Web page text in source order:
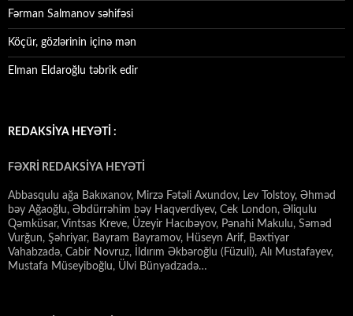
Fərman Salmanov səhifəsi
Köçür, gözlərinin içinə mən
Elman Eldaroğlu təbrik edir
REDAKSİYA HEYƏTİ :
FƏXRİ REDAKSİYA HEYƏTİ
Abbasqulu ağa Bakıxanov, Mirzə Fətəli Axundov, Lev Tolstoy, Əhməd
bəy Ağaoğlu, Əbdürrəhim bəy Haqverdiyev, Cek London, Əliqulu
Qəmküsar, Vintsas Kreve, Üzeyir Hacıbəyov, Pənahi Makulu, Səməd
Vurğun, Şəhriyar, Bayram Bayramov, Hüseyn Arif, Bəxtiyar
Vahabzadə, Cabir Novruz, İldırım Əkbəroğlu (Füzuli), Alı Mustafayev,
Mustafa Müseyiboğlu, Ülvi Bünyadzadə…